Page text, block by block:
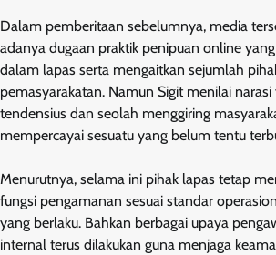
Dalam pemberitaan sebelumnya, media
adanya dugaan praktik penipuan online
dalam lapas serta mengaitkan sejumlah
pemasyarakatan. Namun Sigit menilai
tendensius dan seolah menggiring
mempercayai sesuatu yang belum tentu
Menurutnya, selama ini pihak lapas tetap
fungsi pengamanan sesuai standar
yang berlaku. Bahkan berbagai upaya
internal terus dilakukan guna menjaga